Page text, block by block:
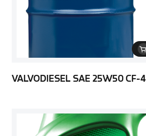
VALVODIESEL SAE 25W50 CF-4